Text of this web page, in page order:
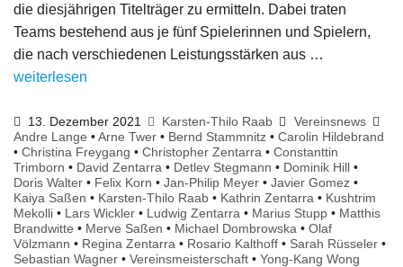
die diesjährigen Titelträger zu ermitteln. Dabei traten
Teams bestehend aus je fünf Spielerinnen und Spielern,
die nach verschiedenen Leistungsstärken aus …
weiterlesen
13. Dezember 2021 Karsten-Thilo Raab
Vereinsnews
Andre Lange •Arne Twer • Bernd Stammnitz • Carolin Hildebrand
• Christina Freygang • Christopher Zentarra • Constanttin
Trimborn • David Zentarra • Detlev Stegmann • Dominik Hill •
Doris Walter • Felix Korn • Jan-Philip Meyer • Javier Gomez •
Kaiya Saßen • Karsten-Thilo Raab • Kathrin Zentarra • Kushtrim
Mekolli • Lars Wickler • Ludwig Zentarra • Marius Stupp • Matthis
Brandwitte • Merve Saßen • Michael Dombrowska • Olaf
Völzmann • Regina Zentarra • Rosario Kalthoff • Sarah Rüsseler •
Sebastian Wagner • Vereinsmeisterschaft • Yong-Kang Wong